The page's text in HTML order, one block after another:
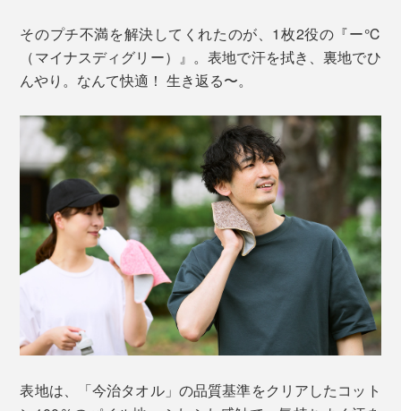
そのプチ不満を解決してくれたのが、1枚2役の『ー℃
（マイナスディグリー）』。表地で汗を拭き、裏地でひ
んやり。なんて快適！ 生き返る〜。
表地は、「今治タオル」の品質基準をクリアしたコット